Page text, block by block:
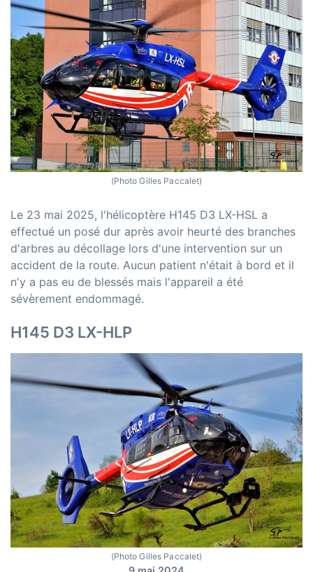
(Photo Gilles Paccalet)
Le 23 mai 2025, l'hélicoptère H145 D3 LX-HSL a
effectué un posé dur après avoir heurté des branches
d'arbres au décollage lors d'une intervention sur un
accident de la route. Aucun patient n'était à bord et il
n'y a pas eu de blessés mais l'appareil a été
sévèrement endommagé.
H145 D3 LX-HLP
(Photo Gilles Paccalet)